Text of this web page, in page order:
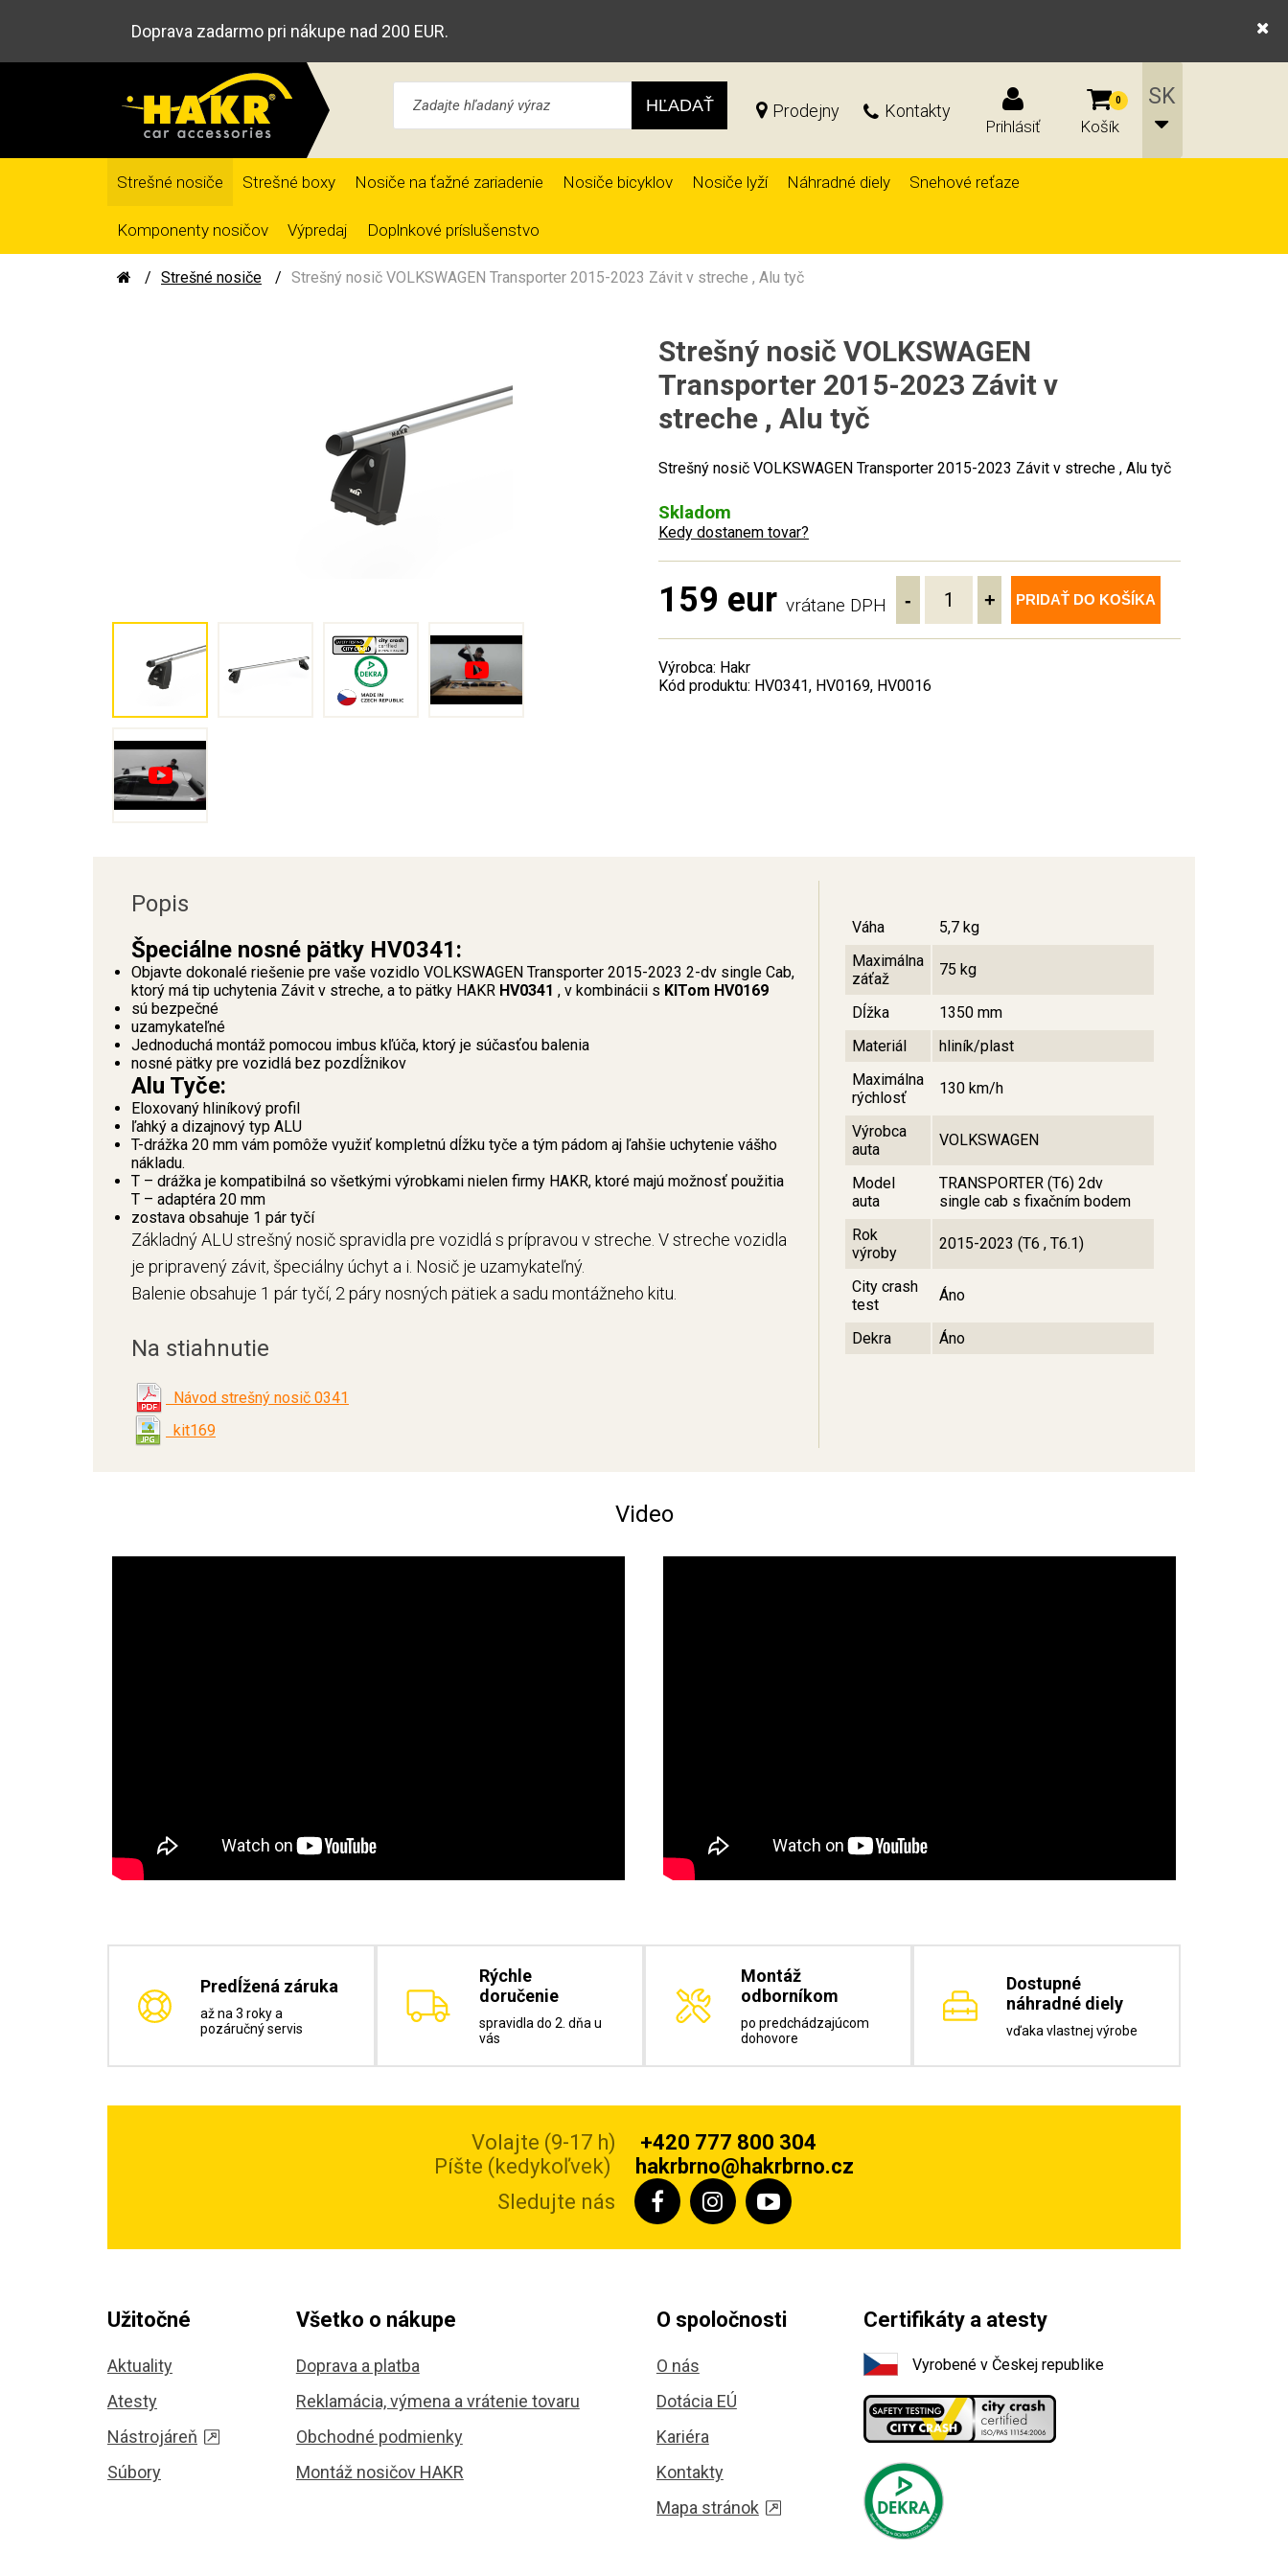
Doprava zadarmo pri nákupe nad 200 EUR.
HĽADAŤ Prodejny Kontakty
Prihlásiť
0
Košík
Strešné nosiče Strešné boxy Nosiče na ťažné zariadenie Nosiče bicyklov Nosiče lyží Náhradné diely Snehové reťaze
Komponenty nosičov Výpredaj Doplnkové príslušenstvo
Strešné nosiče Strešný nosič VOLKSWAGEN Transporter 2015-2023 Závit v streche , Alu tyč
Strešný nosič VOLKSWAGEN
Transporter 2015-2023 Závit v
streche , Alu tyč
Strešný nosič VOLKSWAGEN Transporter 2015-2023 Závit v streche , Alu tyč
Skladom
Kedy dostanem tovar?
159 eur vrátane DPH - + PRIDAŤ DO KOŠÍKA
Výrobca: Hakr
Kód produktu: HV0341, HV0169, HV0016
Popis
Špeciálne nosné pätky HV0341:
Objavte dokonalé riešenie pre vaše vozidlo VOLKSWAGEN Transporter 2015-2023 2-dv single Cab,
ktorý má tip uchytenia Závit v streche, a to pätky HAKR HV0341 , v kombinácii s KITom HV0169
sú bezpečné
uzamykateľné
Jednoduchá montáž pomocou imbus kľúča, ktorý je súčasťou balenia
nosné pätky pre vozidlá bez pozdĺžnikov
Alu Tyče:
Eloxovaný hliníkový profil
ľahký a dizajnový typ ALU
T-drážka 20 mm vám pomôže využiť kompletnú dĺžku tyče a tým pádom aj ľahšie uchytenie vášho
nákladu.
T – drážka je kompatibilná so všetkými výrobkami nielen firmy HAKR, ktoré majú možnosť použitia
T – adaptéra 20 mm
zostava obsahuje 1 pár tyčí
Základný ALU strešný nosič spravidla pre vozidlá s prípravou v streche. V streche vozidla
je pripravený závit, špeciálny úchyt a i. Nosič je uzamykateľný.
Balenie obsahuje 1 pár tyčí, 2 páry nosných pätiek a sadu montážneho kitu.
Na stiahnutie
Návod strešný nosič 0341
kit169
Váha
5,7 kg
Maximálna
záťaž
75 kg
Dĺžka
1350 mm
Materiál
hliník/plast
Maximálna
rýchlosť
130 km/h
Výrobca
auta
VOLKSWAGEN
Model
auta
TRANSPORTER (T6) 2dv
single cab s fixačním bodem
Rok
výroby
2015-2023 (T6 , T6.1)
City crash
test
Áno
Dekra Áno
Video
Predĺžená záruka
až na 3 roky a
pozáručný servis
Rýchle
doručenie
spravidla do 2. dňa u
vás
Montáž
odborníkom
po predchádzajúcom
dohovore
Dostupné
náhradné diely
vďaka vlastnej výrobe
Volajte (9-17 h)
+420 777 800 304
Píšte (kedykoľvek)
hakrbrno@hakrbrno.cz
Sledujte nás
Užitočné
Aktuality
Atesty
Nástrojáreň
Súbory
Všetko o nákupe
Doprava a platba
Reklamácia, výmena a vrátenie tovaru
Obchodné podmienky
Montáž nosičov HAKR
O spoločnosti
O nás
Dotácia EÚ
Kariéra
Kontakty
Mapa stránok
Certifikáty a atesty
Vyrobené v Českej republike